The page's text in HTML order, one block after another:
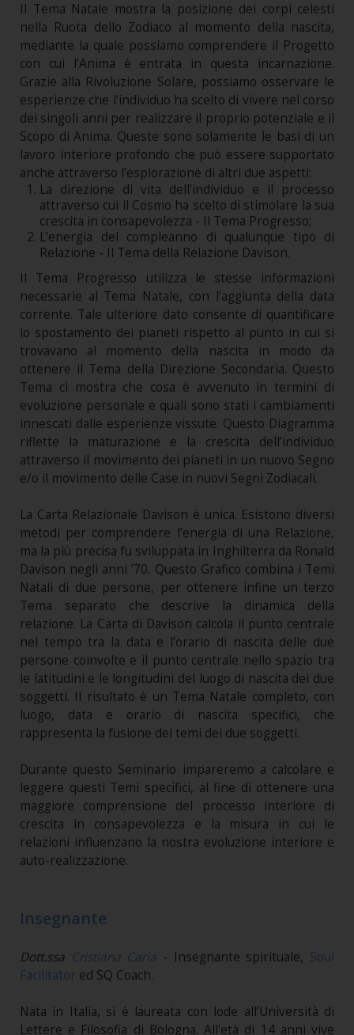
Il Tema Natale mostra la posizione dei corpi celesti
nella Ruota dello Zodiaco al momento della nascita,
mediante la quale possiamo comprendere il Progetto
con cui l’Anima è entrata in questa incarnazione.
Grazie alla Rivoluzione Solare, possiamo osservare le
esperienze che l’individuo ha scelto di vivere nel corso
dei singoli anni per realizzare il proprio potenziale e il
Scopo di Anima. Queste sono solamente le basi di un
lavoro interiore profondo che può essere supportato
anche attraverso l’esplorazione di altri due aspetti:
La direzione di vita dell’individuo e il processo
attraverso cui il Cosmo ha scelto di stimolare la sua
crescita in consapevolezza - Il Tema Progresso;
L’energia del compleanno di qualunque tipo di
Relazione - Il Tema della Relazione Davison.
Il Tema Progresso utilizza le stesse informazioni
necessarie al Tema Natale, con l’aggiunta della data
corrente. Tale ulteriore dato consente di quantificare
lo spostamento dei pianeti rispetto al punto in cui si
trovavano al momento della nascita in modo da
ottenere il Tema della Direzione Secondaria. Questo
Tema ci mostra che cosa è avvenuto in termini di
evoluzione personale e quali sono stati i cambiamenti
innescati dalle esperienze vissute. Questo Diagramma
riflette la maturazione e la crescita dell’individuo
attraverso il movimento dei pianeti in un nuovo Segno
e/o il movimento delle Case in nuovi Segni Zodiacali.
La Carta Relazionale Davison è unica. Esistono diversi
metodi per comprendere l’energia di una Relazione,
ma la più precisa fu sviluppata in Inghilterra da Ronald
Davison negli anni ’70. Questo Grafico combina i Temi
Natali di due persone, per ottenere infine un terzo
Tema separato che descrive la dinamica della
relazione. La Carta di Davison calcola il punto centrale
nel tempo tra la data e l’orario di nascita delle due
persone coinvolte e il punto centrale nello spazio tra
le latitudini e le longitudini del luogo di nascita dei due
soggetti. Il risultato è un Tema Natale completo, con
luogo, data e orario di nascita specifici, che
rappresenta la fusione dei temi dei due soggetti.
Durante questo Seminario impareremo a calcolare e
leggere questi Temi specifici, al fine di ottenere una
maggiore comprensione del processo interiore di
crescita in consapevolezza e la misura in cui le
relazioni influenzano la nostra evoluzione interiore e
auto-realizzazione.
Insegnante
Dott.ssa Cristiana Caria - Insegnante spirituale, Soul
Facilitator ed SQ Coach.
Nata in Italia, si è laureata con lode all’Università di
Lettere e Filosofia di Bologna. All'età di 14 anni vive